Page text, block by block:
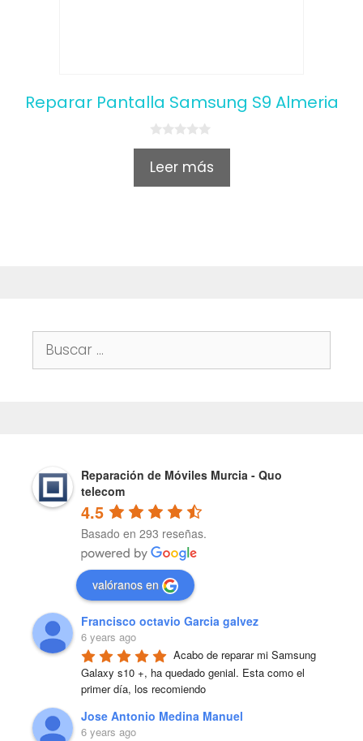
Reparar Pantalla Samsung S9 Almeria
0
u
Leer más
Buscar:
Reparación de Móviles Murcia - Quo
telecom
4.5
Basado en 293 reseñas.
valóranos en
Francisco octavio Garcia galvez
6 years ago
Acabo de reparar mi Samsung
Galaxy s10 +, ha quedado genial. Esta como el
primer día, los recomiendo
Jose Antonio Medina Manuel
6 years ago